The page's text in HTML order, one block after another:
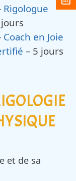
Rigologue
Coach en Joie
– 5 jours
et de sa